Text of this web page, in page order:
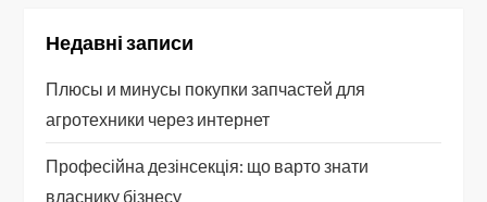
Недавні записи
Плюсы и минусы покупки запчастей для
агротехники через интернет
Професійна дезінсекція: що варто знати
власнику бізнесу